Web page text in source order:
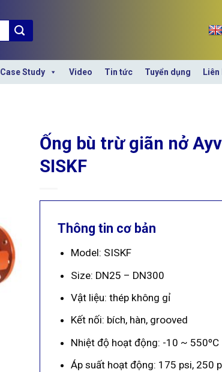
Case Study Video Tin tức Tuyển dụng Liên
Ống bù trừ giãn nở
SISKF
Thông tin cơ bản
Model: SISKF
Size: DN25 – DN300
Vật liệu: thép không gỉ
Kết nối: bích, hàn, grooved
Nhiệt độ hoạt động: -10 ~ 550ºC
Áp suất hoạt động: 175 psi, 250